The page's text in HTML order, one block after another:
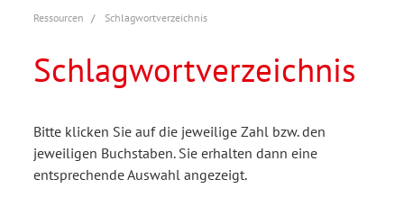
Ressourcen Schlagwortverzeichnis
Schlagwortverzeichnis
Bitte klicken Sie auf die jeweilige Zahl bzw. den
jeweiligen Buchstaben. Sie erhalten dann eine
entsprechende Auswahl angezeigt.